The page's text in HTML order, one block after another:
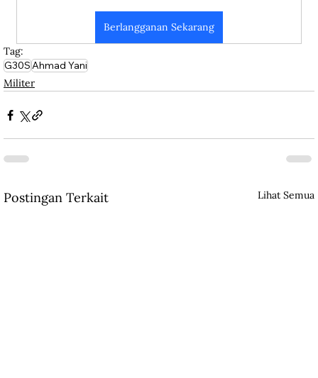
Berlangganan Sekarang
Tag:
G30SAhmad Yani
Militer
Postingan Terkait Lihat Semua